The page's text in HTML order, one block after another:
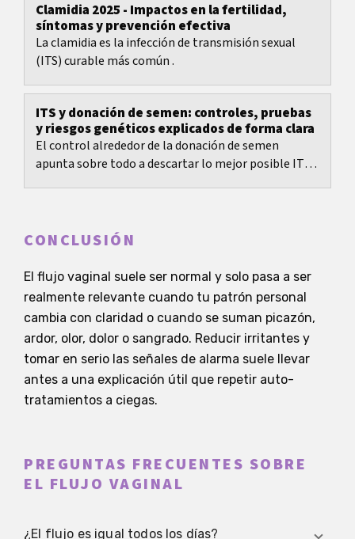
Clamidia 2025 - Impactos en la fertilidad,
síntomas y prevención efectiva
La clamidia es la infección de transmisión sexual
(ITS) curable más común .
ITS y donación de semen: controles, pruebas
y riesgos genéticos explicados de forma clara
El control alrededor de la donación de semen
apunta sobre todo a descartar lo mejor posible ITS y
CONCLUSIÓN
El flujo vaginal suele ser normal y solo pasa a ser
realmente relevante cuando tu patrón personal
cambia con claridad o cuando se suman picazón,
ardor, olor, dolor o sangrado. Reducir irritantes y
tomar en serio las señales de alarma suele llevar
antes a una explicación útil que repetir auto-
tratamientos a ciegas.
PREGUNTAS FRECUENTES SOBRE
EL FLUJO VAGINAL
¿El flujo es igual todos los días?